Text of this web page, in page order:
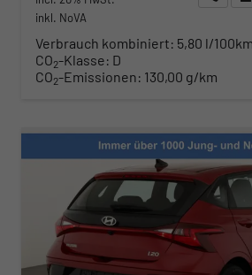
inkl. NoVA
Verbrauch kombiniert: 5,80 l/100km
CO2-Klasse: D
CO2-Emissionen: 130,00 g/km